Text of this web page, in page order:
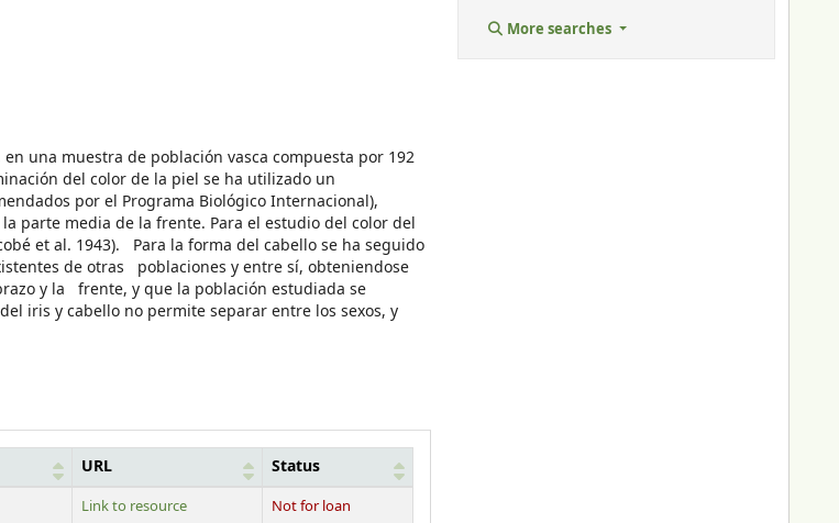
una muestra de población vasca compuesta por 192
del color de la piel se ha utilizado un
por el Programa Biológico Internacional),
parte media de la frente. Para el estudio del color del
et al. 1943). Para la forma del cabello se ha seguido
de otras poblaciones y entre sí, obteniendose
y la frente, y que la población estudiada se
iris y cabello no permite separar entre los sexos, y
URL Status
Link to resource Not for loan
More searches